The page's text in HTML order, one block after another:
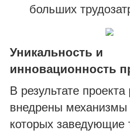
больших
Уникальность и
инновационность
В результате
внедрены механизмы
которых заведующие